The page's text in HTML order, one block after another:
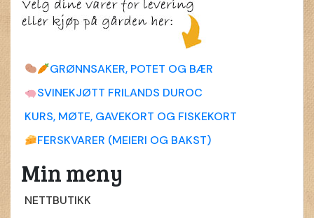
GRØNNSAKER, POTET OG BÆR
SVINEKJØTT FRILANDS DUROC
KURS, MØTE, GAVEKORT OG FISKEKORT
FERSKVARER (MEIERI OG BAKST)
Min meny
NETTBUTIKK